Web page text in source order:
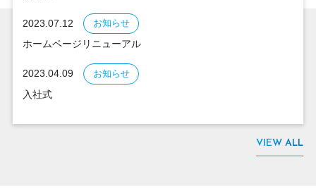
2023.07.12 お知らせ
ホームページリニューアル
2023.04.09 お知らせ
入社式
VIEW ALL